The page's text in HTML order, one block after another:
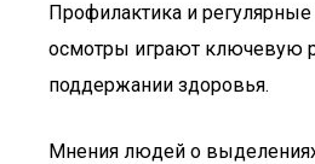
Профилактика и
осмотры играют ключевую
поддержании здоровья.
Мнения людей о